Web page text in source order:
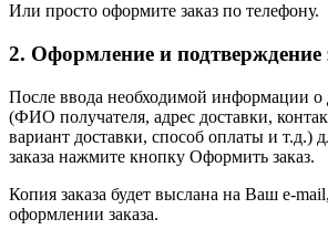
Или просто оформите заказ по телефону.
2. Оформление и подтверждение
После ввода необходимой информации о
(ФИО получателя, адрес доставки,
вариант доставки, способ оплаты и т.д.)
заказа нажмите кнопку Оформить заказ.
Копия заказа будет выслана на Ваш e-
оформлении заказа.